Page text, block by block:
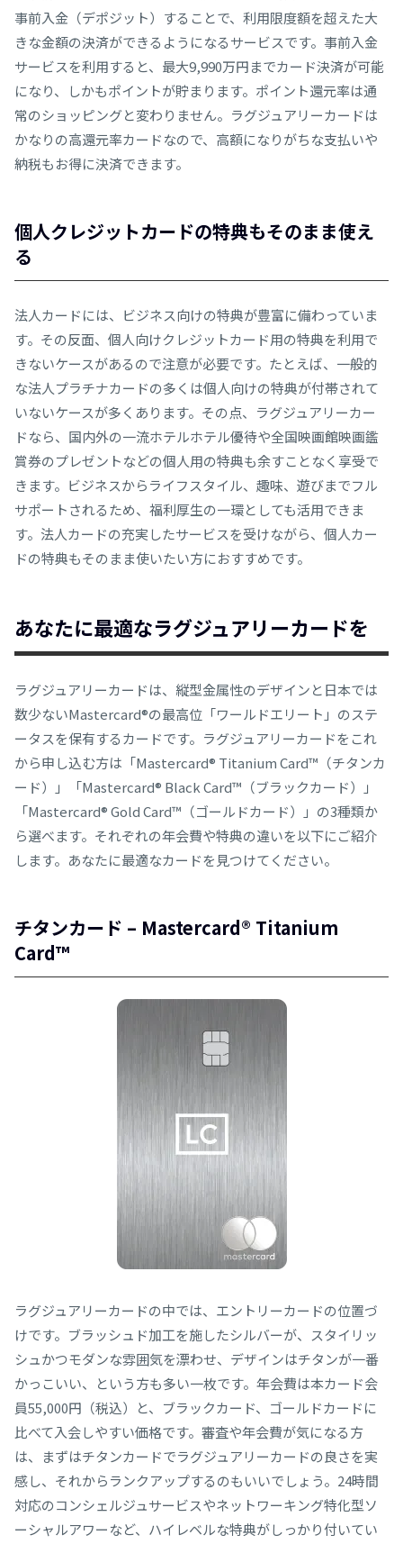
事前入金（デポジット）することで、利用限度額を超えた大
きな金額の決済ができるようになるサービスです。事前入金
サービスを利用すると、最⼤9,990万円までカード決済が可能
になり、しかもポイントが貯まります。ポイント還元率は通
常のショッピングと変わりません。ラグジュアリーカードは
かなりの高還元率カードなので、⾼額になりがちな支払いや
納税もお得に決済できます。
個人クレジットカードの特典もそのまま使え
る
法人カードには、ビジネス向けの特典が豊富に備わっていま
す。その反面、個人向けクレジットカード用の特典を利用で
きないケースがあるので注意が必要です。たとえば、一般的
な法人プラチナカードの多くは個人向けの特典が付帯されて
いないケースが多くあります。その点、ラグジュアリーカー
ドなら、国内外の一流ホテルホテル優待や全国映画館映画鑑
賞券のプレゼントなどの個人用の特典も余すことなく享受で
きます。ビジネスからライフスタイル、趣味、遊びまでフル
サポートされるため、福利厚生の一環としても活用できま
す。法人カードの充実したサービスを受けながら、個人カー
ドの特典もそのまま使いたい方におすすめです。
あなたに最適なラグジュアリーカードを
ラグジュアリーカードは、縦型金属性のデザインと日本では
数少ないMastercard®︎の最高位「ワールドエリート」のステ
ータスを保有するカードです。ラグジュアリーカードをこれ
から申し込む方は「Mastercard® Titanium Card™（チタンカ
ード）」「Mastercard® Black Card™（ブラックカード）」
「Mastercard® Gold Card™（ゴールドカード）」の3種類か
ら選べます。それぞれの年会費や特典の違いを以下にご紹介
します。あなたに最適なカードを見つけてください。
チタンカード – Mastercard® Titanium
Card™
ラグジュアリーカードの中では、エントリーカードの位置づ
けです。ブラッシュド加工を施したシルバーが、スタイリッ
シュかつモダンな雰囲気を漂わせ、デザインはチタンが一番
かっこいい、という方も多い一枚です。年会費は本カード会
員55,000円（税込）と、ブラックカード、ゴールドカードに
比べて入会しやすい価格です。審査や年会費が気になる方
は、まずはチタンカードでラグジュアリーカードの良さを実
感し、それからランクアップするのもいいでしょう。24時間
対応のコンシェルジュサービスやネットワーキング特化型ソ
ーシャルアワーなど、ハイレベルな特典がしっかり付いてい